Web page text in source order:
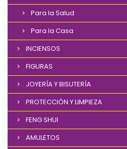
Para la Salud
Para la Casa
INCIENSOS
FIGURAS
JOYERÍA Y BISUTERÍA
PROTECCIÓN Y LIMPIEZA
FENG SHUI
AMULETOS